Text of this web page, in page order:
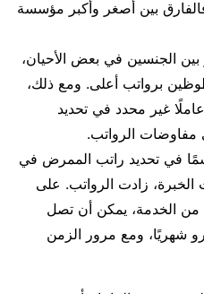
بين أصغر وأكبر مؤسسة
بين الجنسين في بعض الأحيان،
برواتب أعلى. ومع ذلك،
غير محدد في تحديد
مفاوضات الرواتب.
في تحديد راتب الممرض في
الخبرة، زادت الرواتب. على
بعد 11-25 سنة من الخدمة، يمكن أن تصل
إلى حوالي 3,407 يورو شهريًا، ومع مرور الزمن